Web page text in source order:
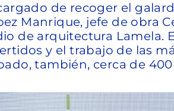
de recoger el
Manrique, jefe de obra
de arquitectura Lamela.
y el trabajo de las
también, cerca de